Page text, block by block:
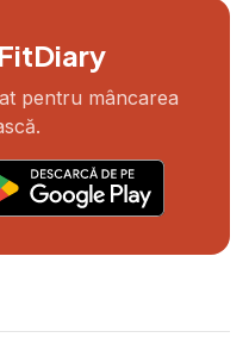
pentru mâncarea